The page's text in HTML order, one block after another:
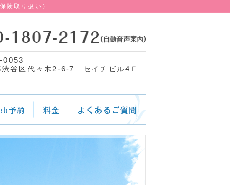
険取り扱い）
0053
渋谷区代々木2-6-7 セイチビル4Ｆ